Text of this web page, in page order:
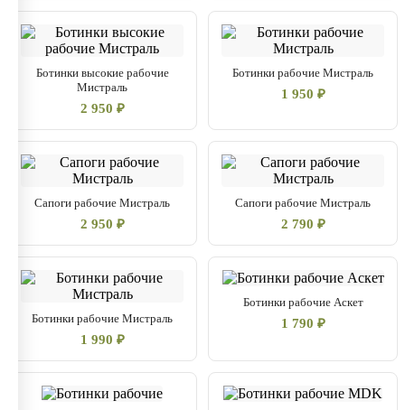
Ботинки высокие рабочие
Мистраль
2 950 ₽
Ботинки рабочие Мистраль
1 950 ₽
Сапоги рабочие Мистраль
2 950 ₽
Сапоги рабочие Мистраль
2 790 ₽
Ботинки рабочие Мистраль
1 990 ₽
Ботинки рабочие Аскет
1 790 ₽